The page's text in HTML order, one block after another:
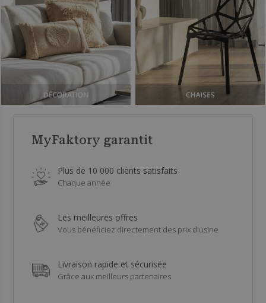
MyFaktory garantit
Plus de 10 000 clients satisfaits
Chaque année
Les meilleures offres
Vous bénéficiez directement des prix d'usine
Livraison rapide et sécurisée
Grâce aux meilleurs partenaires